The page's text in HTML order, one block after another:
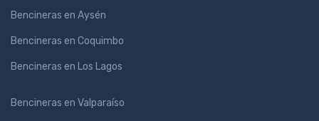
Bencineras en Aysén
Bencineras en Coquimbo
Bencineras en Los Lagos
Bencineras en Valparaíso